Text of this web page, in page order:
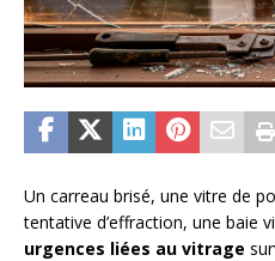
Un carreau brisé, une vitre de
tentative d’effraction, une baie
urgences liées au vitrage